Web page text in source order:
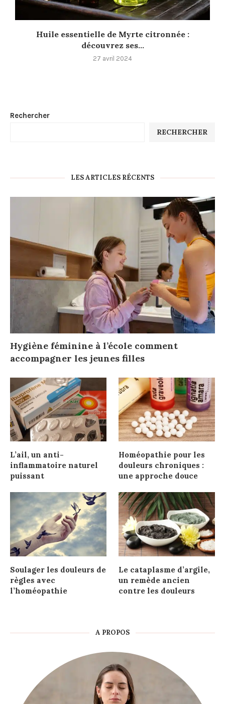
Huile essentielle de Myrte citronnée :
découvrez ses...
27 avril 2024
Rechercher
RECHERCHER
LES ARTICLES RÉCENTS
Hygiène féminine à l’école comment
accompagner les jeunes filles
L’ail, un anti-
inflammatoire naturel
puissant
Homéopathie pour les
douleurs chroniques :
une approche douce
Soulager les douleurs de
règles avec
l’homéopathie
Le cataplasme d’argile,
un remède ancien
contre les douleurs
A PROPOS